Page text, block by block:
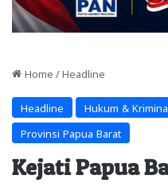
Home / Headline
Headline Hukum &
Provinsi Papua Barat
Kejati Papua